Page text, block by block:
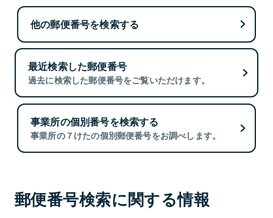
他の郵便番号を検索する
最近検索した郵便番号
過去に検索した郵便番号をご覧いただけます。
事業所の個別番号を検索する
事業所の７けたの個別郵便番号をお調べします。
郵便番号検索に関する情報